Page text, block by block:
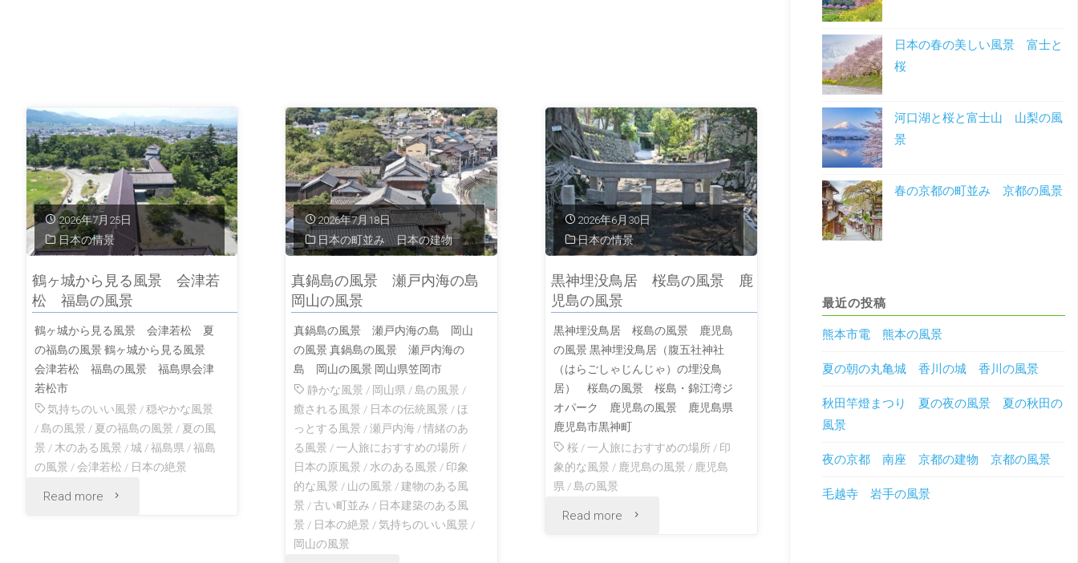
2026年7月25日
日本の情景
鶴ヶ城から見る風景 会津若
松 福島の風景
鶴ヶ城から見る風景 会津若松 夏
の福島の風景 鶴ヶ城から見る風景
会津若松 福島の風景 福島県会津
若松市
気持ちのいい風景 /穏やかな風景
/島の風景 / 夏の福島の風景 / 夏の風
景 / 木のある風景 /城 /福島県 /福島
の風景 /会津若松 / 日本の絶景
Read more "鶴
2026年7月18日
日本の町並み 日本の建物
真鍋島の風景 瀬戸内海の島
岡山の風景
真鍋島の風景 瀬戸内海の島 岡山
の風景 真鍋島の風景 瀬戸内海の
島 岡山の風景 岡山県笠岡市
静かな風景 / 岡山県 /島の風景 /
癒される風景 / 日本の伝統風景 / ほ
っとする風景 /瀬戸内海 /情緒のあ
る風景 /一人旅におすすめの場所 /
日本の原風景 / 水のある風景 / 印象
的な風景 / 山の風景 /建物のある風
景 /古い町並み / 日本建築のある風
景 / 日本の絶景 /気持ちのいい風景 /
岡山の風景
2026年6月30日
日本の情景
黒神埋没鳥居 桜島の風景 鹿
児島の風景
黒神埋没鳥居 桜島の風景 鹿児島
の風景 黒神埋没鳥居（腹五社神社
（はらごしゃじんじゃ）の埋没鳥
居） 桜島の風景 桜島・錦江湾ジ
オパーク 鹿児島の風景 鹿児島県
鹿児島市黒神町
桜/一人旅におすすめの場所/ 印
象的な風景 / 鹿児島の風景 / 鹿児島
県 /島の風景
Read more "黒
日本の春の美しい風景 富士と
桜
河口湖と桜と富士山 山梨の風
景
春の京都の町並み 京都の風景
最近の投稿
熊本市電 熊本の風景
夏の朝の丸亀城 香川の城 香川の風景
秋田竿燈まつり 夏の夜の風景 夏の秋田の
風景
夜の京都 南座 京都の建物 京都の風景
毛越寺 岩手の風景